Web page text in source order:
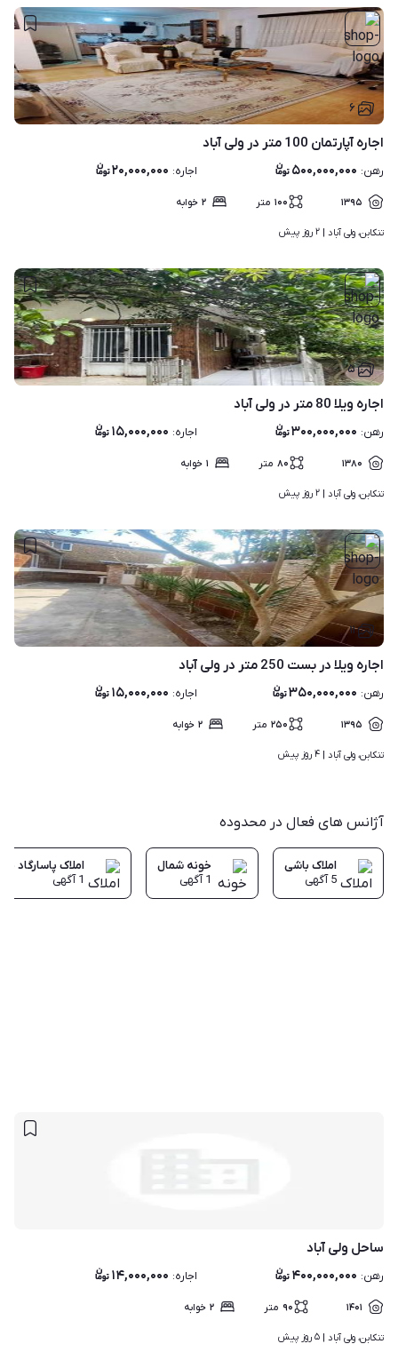
۶
اجاره آپارتمان 100 متر در ولی آباد
رهن: ۵۰۰,۰۰۰,۰۰۰ اجاره: ۲۰,۰۰۰,۰۰۰
۱۳۹۵ ۱۰۰ متر ۲ خوابه
تنکابن، ولی آباد | ۲ روز پیش
۵
اجاره ویلا 80 متر در ولی آباد
رهن: ۳۰۰,۰۰۰,۰۰۰ اجاره: ۱۵,۰۰۰,۰۰۰
۱۳۸۰ ۸۰ متر ۱ خوابه
تنکابن، ولی آباد | ۲ روز پیش
۱۱
اجاره ویلا در بست 250 متر در ولی آباد
رهن: ۳۵۰,۰۰۰,۰۰۰ اجاره: ۱۵,۰۰۰,۰۰۰
۱۳۹۵ ۲۵۰ متر ۲ خوابه
تنکابن، ولی آباد | ۴ روز پیش
آژانس های فعال در محدوده
املاک باشی
5 آگهی
خونه شمال
1 آگهی
املاک پاسارگاد
1 آگهی
ساحل ولی آباد
رهن: ۴۰۰,۰۰۰,۰۰۰ اجاره: ۱۴,۰۰۰,۰۰۰
۱۴۰۱ ۹۰ متر ۲ خوابه
تنکابن، ولی آباد | ۵ روز پیش